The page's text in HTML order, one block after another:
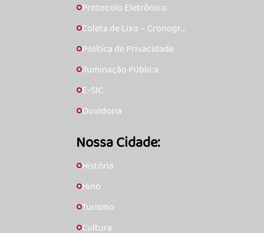
🞇Protocolo Eletrônico
🞇Coleta de Lixo – Cronogra
🞇Política de Privacidade
🞇Iluminação Pública
🞇E-SIC
🞇Ouvidoria
Nossa Cidade:
🞇História
🞇Hino
🞇Turismo
🞇Cultura